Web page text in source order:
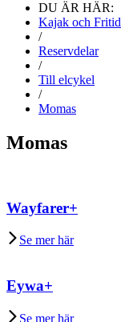
DU ÄR HÄR:
Kajak och Fritid
/
Reservdelar
/
Till elcykel
/
Momas
Momas
Wayfarer+
Se mer här
Eywa+
Se mer här